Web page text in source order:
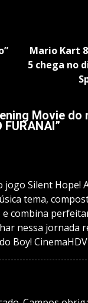
Mario Kart
5 chega no
Movie do
FURANAI”
Silent Hope!
tema,
combina
nessa jornada
Boy!